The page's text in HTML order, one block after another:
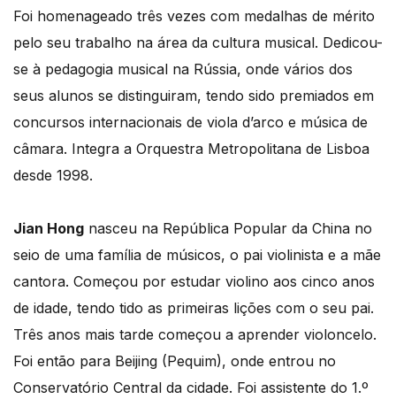
Foi homenageado três vezes com medalhas de mérito
pelo seu trabalho na área da cultura musical. Dedicou-
se à pedagogia musical na Rússia, onde vários dos
seus alunos se distinguiram, tendo sido premiados em
concursos internacionais de viola d’arco e música de
câmara. Integra a Orquestra Metropolitana de Lisboa
desde 1998.
Jian Hong nasceu na República Popular da China no
seio de uma família de músicos, o pai violinista e a mãe
cantora. Começou por estudar violino aos cinco anos
de idade, tendo tido as primeiras lições com o seu pai.
Três anos mais tarde começou a aprender violoncelo.
Foi então para Beijing (Pequim), onde entrou no
Conservatório Central da cidade. Foi assistente do 1.º